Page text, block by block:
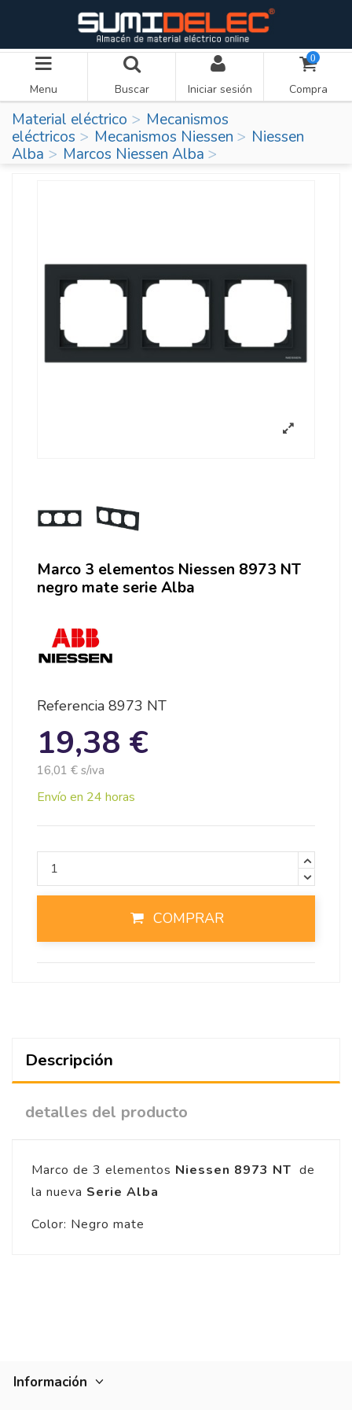
Menu Buscar Iniciar sesión
0
Compra
Material eléctrico
Mecanismos
eléctricos
Mecanismos Niessen
Niessen
Alba
Marcos Niessen Alba
Marco 3 elementos Niessen 8973 NT
negro mate serie Alba
Referencia 8973 NT
19,38 €
16,01 € s/iva
Envío en 24 horas
COMPRAR
Descripción
detalles del producto
Marco de 3 elementos Niessen 8973 NT de
la nueva Serie Alba
Color: Negro mate
Información